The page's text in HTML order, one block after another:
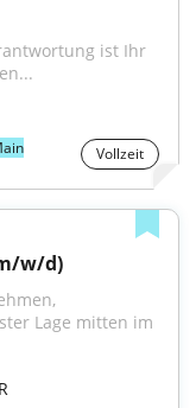
ist Ihr
Vollzeit
w/d)
Lage mitten im